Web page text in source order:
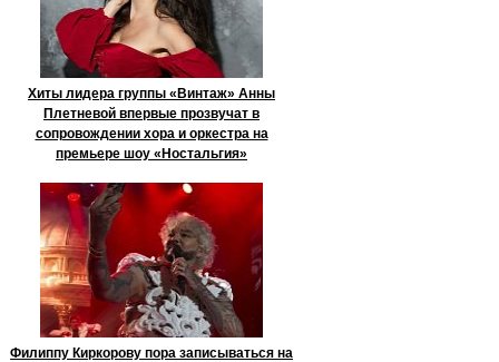
Хиты лидера группы «Винтаж» Анны
Плетневой впервые прозвучат в
сопровождении хора и оркестра на
премьере шоу «Ностальгия»
Филиппу Киркорову пора записываться на